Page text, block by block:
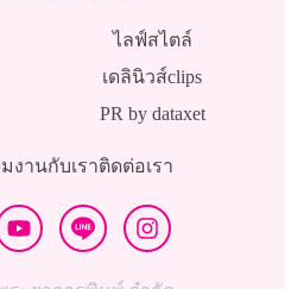
ไลฟ์สไตล์
เดลินิวส์clips
PR by dataxet
งานกับเราติดต่อเรา